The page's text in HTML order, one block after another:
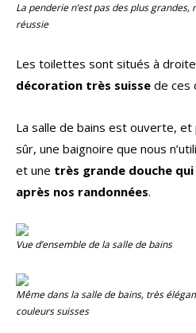
La penderie n’est pas des plus
réussie
Les toilettes sont situés à
décoration très suisse de ces
La salle de bains est ouverte,
sûr, une baignoire que nous
et une très grande douche
après nos randonnées.
Vue d’ensemble de la salle de bains
Même dans la salle de bains, très
couleurs suisses